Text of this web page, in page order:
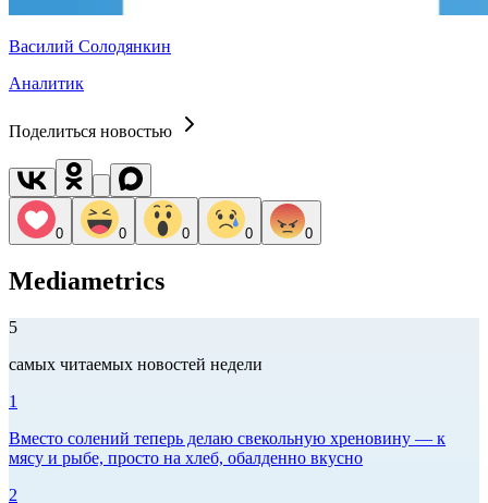
Василий Солодянкин
Аналитик
Поделиться новостью
0 0 0 0 0
Mediametrics
5
самых читаемых новостей недели
1
Вместо солений теперь делаю свекольную хреновину — к
мясу и рыбе, просто на хлеб, обалденно вкусно
2